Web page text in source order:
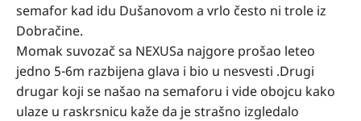
semafor kad idu Dušanovom a vrlo često ni trole iz
Dobračine.
Momak suvozač sa NEXUSa najgore prošao leteo
jedno 5-6m razbijena glava i bio u nesvesti .Drugi
drugar koji se našao na semaforu i vide obojcu kako
ulaze u raskrsnicu kaže da je strašno izgledalo